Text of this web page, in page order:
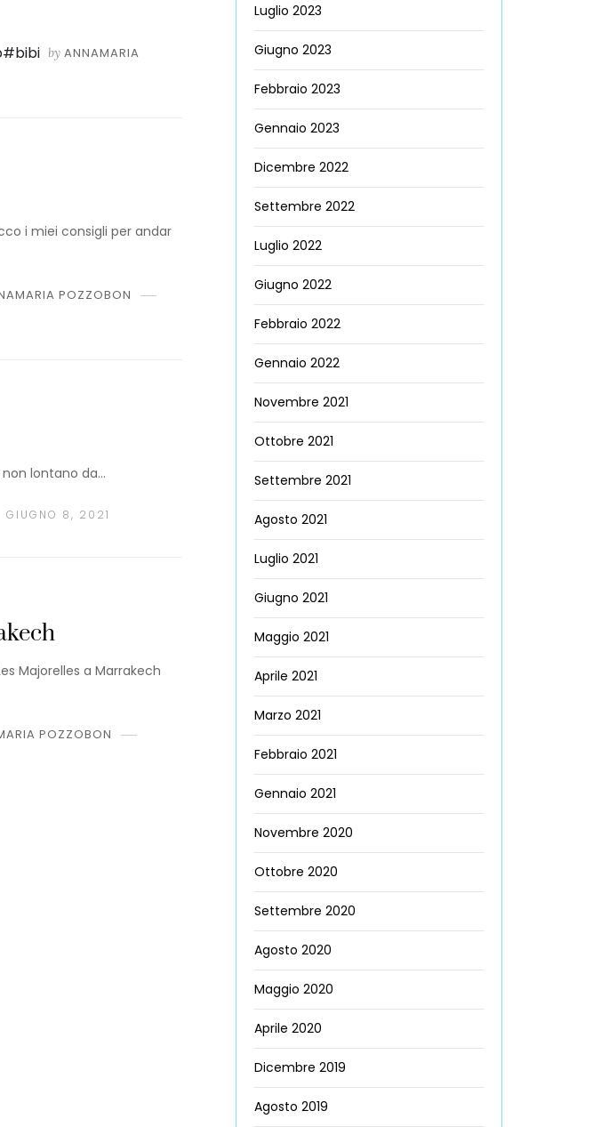
by ANNAMARIA
i miei consigli per andar
POZZOBON
non lontano da…
GIUGNO 8, 2021
Majorelles a Marrakech
POZZOBON
Luglio 2023
Giugno 2023
Febbraio 2023
Gennaio 2023
Dicembre 2022
Settembre 2022
Luglio 2022
Giugno 2022
Febbraio 2022
Gennaio 2022
Novembre 2021
Ottobre 2021
Settembre 2021
Agosto 2021
Luglio 2021
Giugno 2021
Maggio 2021
Aprile 2021
Marzo 2021
Febbraio 2021
Gennaio 2021
Novembre 2020
Ottobre 2020
Settembre 2020
Agosto 2020
Maggio 2020
Aprile 2020
Dicembre 2019
Agosto 2019